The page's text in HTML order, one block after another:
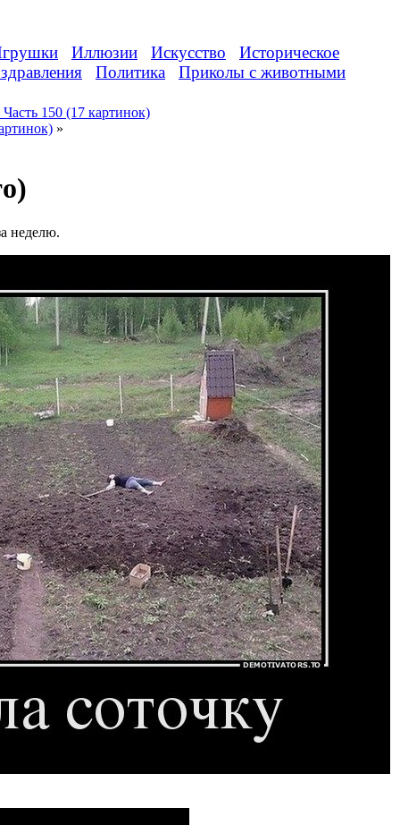
Иллюзии Искусство
Историческое
Политика Приколы с животными
150 (17 картинок)
»
неделю.